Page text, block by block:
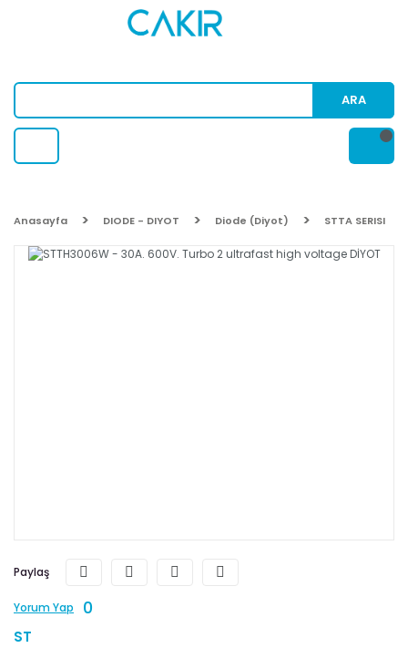
ARA
Anasayfa DIODE - DIYOT Diode (Diyot) STTA SERISI
Paylaş
Yorum Yap 0
ST